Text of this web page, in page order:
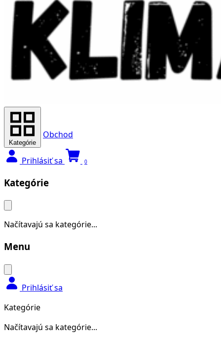
Kategórie
Obchod
Prihlásiť sa 0
Kategórie
Načítavajú sa kategórie...
Menu
Prihlásiť sa
Kategórie
Načítavajú sa kategórie...